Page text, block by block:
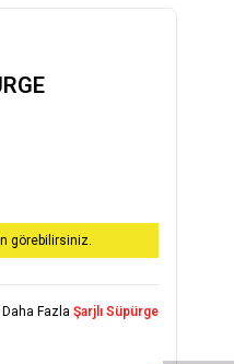
görebilirsiniz.
Daha Fazla Şarjlı Süpürge